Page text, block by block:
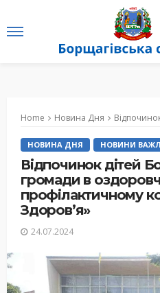
Home Новина Дня Відпочинок дітей
НОВИНА ДНЯ НОВИНИ
Відпочинок дітей
громади в
профілактичному
Здоров’я»
24.07.2024